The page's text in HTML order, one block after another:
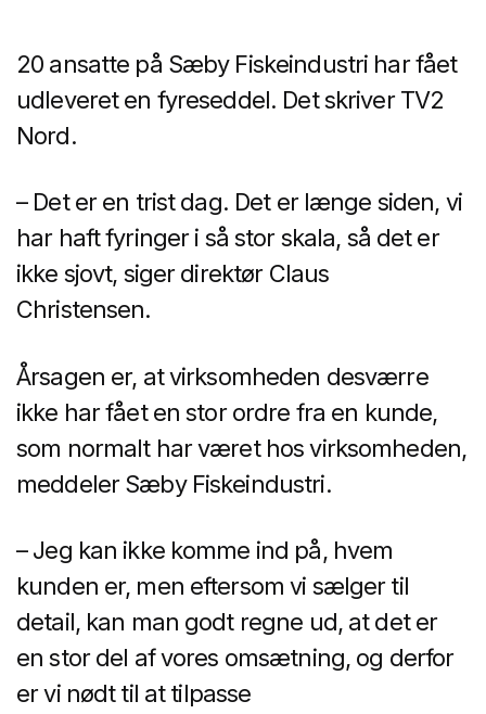
20 ansatte på Sæby Fiskeindustri har fået
udleveret en fyreseddel. Det skriver TV2
Nord.
– Det er en trist dag. Det er længe siden, vi
har haft fyringer i så stor skala, så det er
ikke sjovt, siger direktør Claus
Christensen.
Årsagen er, at virksomheden desværre
ikke har fået en stor ordre fra en kunde,
som normalt har været hos virksomheden,
meddeler Sæby Fiskeindustri.
– Jeg kan ikke komme ind på, hvem
kunden er, men eftersom vi sælger til
detail, kan man godt regne ud, at det er
en stor del af vores omsætning, og derfor
er vi nødt til at tilpasse